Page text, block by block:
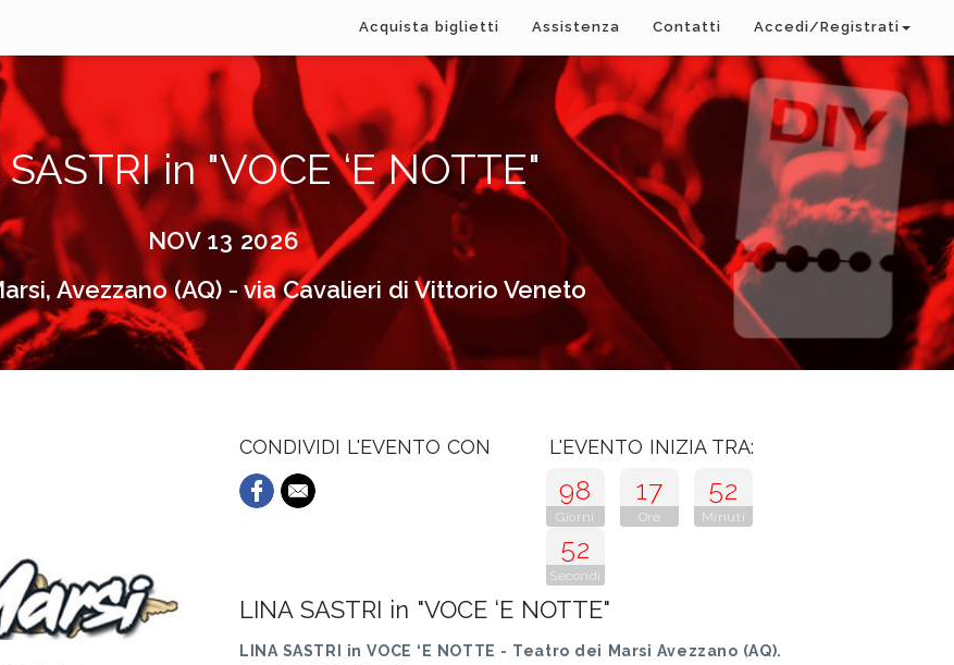
Acquista biglietti Assistenza Contatti Accedi/Registrati
in "VOCE ‘E NOTTE"
NOV 13 2026
Avezzano (AQ) - via Cavalieri di Vittorio Veneto
CONDIVIDI L'EVENTO CON L'EVENTO INIZIA TRA:
98
Giorni
17
Ore
52
Minuti
52
Secondi
LINA SASTRI in "VOCE ‘E NOTTE"
LINA SASTRI in VOCE ‘E NOTTE - Teatro dei Marsi Avezzano (AQ).